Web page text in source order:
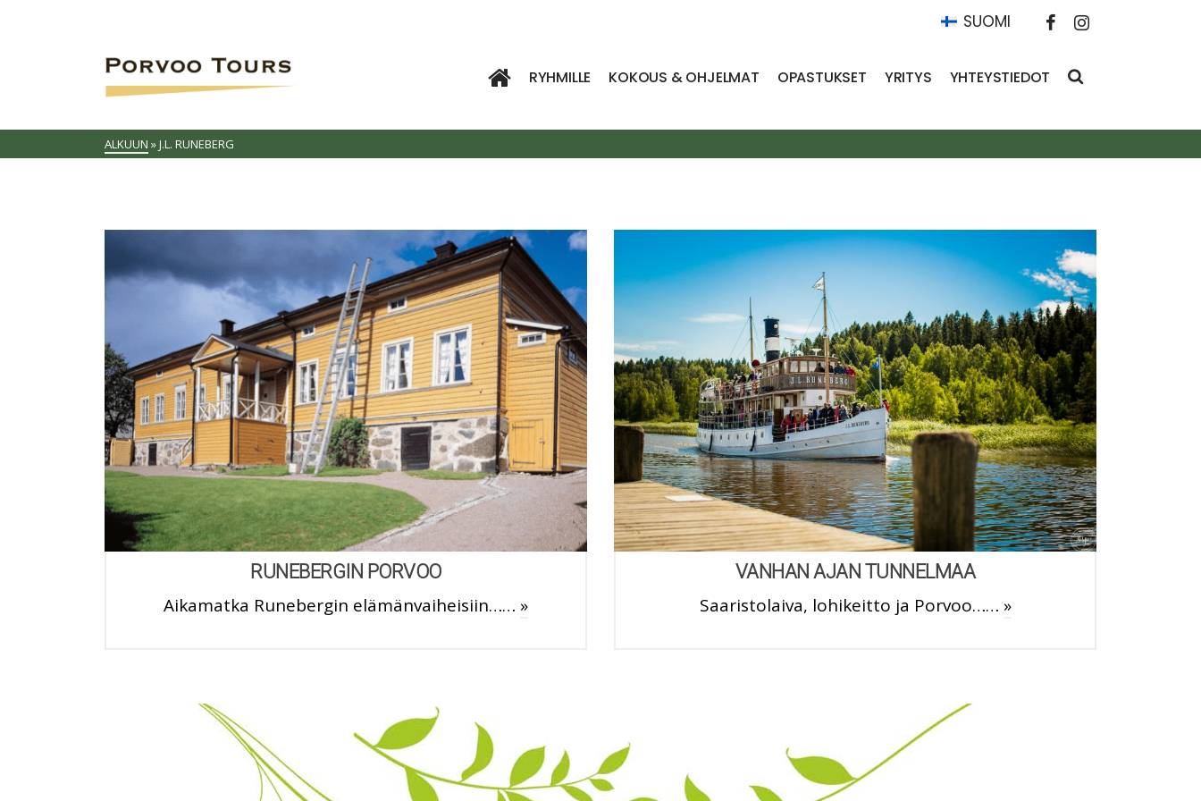
SUOMI
RYHMILLE KOKOUS & OHJELMAT OPASTUKSET YRITYS YHTEYSTIEDOT
ALKUUN »J.L. RUNEBERG
RUNEBERGIN PORVOO
Aikamatka Runebergin elämänvaiheisiin…… »
VANHAN AJAN TUNNELMAA
Saaristolaiva, lohikeitto ja Porvoo…… »